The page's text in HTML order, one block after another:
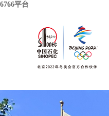
6766平台